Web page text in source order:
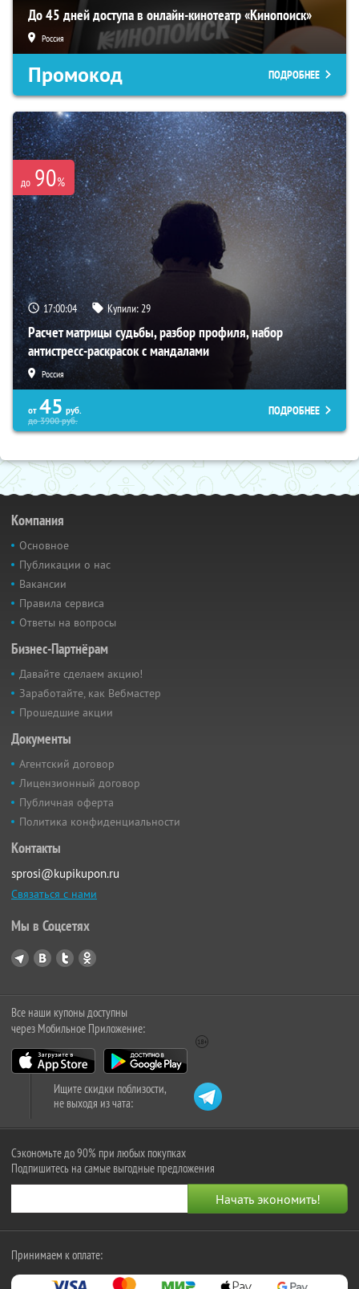
До 45 дней доступа в онлайн-кинотеатр «Кинопоиск»
Россия
Промокод ПОДРОБНЕЕ
до 90%
17:00:03 Купили:29
Расчет матрицы судьбы, разбор профиля, набор
антистресс-раскрасок с мандалами
Россия
от 45 руб.
до3900руб.
ПОДРОБНЕЕ
Компания
Основное
Публикации о нас
Вакансии
Правила сервиса
Ответы на вопросы
Бизнес-Партнёрам
Давайте сделаем акцию!
Заработайте, как Вебмастер
Прошедшие акции
Документы
Агентский договор
Лицензионный договор
Публичная оферта
Политика конфиденциальности
Контакты
sprosi@kupikupon.ru
Связаться с нами
Мы в Соцсетях
Все наши купоны доступны
через Мобильное Приложение:
Ищите скидки поблизости,
не выходя из чата:
Сэкономьте до 90% при любых покупках
Подпишитесь на самые выгодные предложения
Принимаем к оплате: